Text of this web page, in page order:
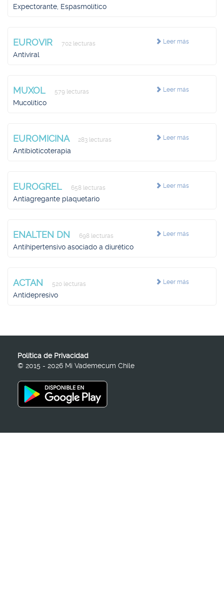
Expectorante, Espasmolítico
Leer más
EUROVIR 702 lecturas
Antiviral
Leer más
MUXOL 579 lecturas
Mucolítico
Leer más
EUROMICINA 283 lecturas
Antibioticoterapia
Leer más
EUROGREL 658 lecturas
Antiagregante plaquetario
Leer más
ENALTEN DN 698 lecturas
Antihipertensivo asociado a diurético
Leer más
ACTAN 520 lecturas
Antidepresivo
Política de Privacidad
© 2015 - 2026 Mi Vademecum Chile